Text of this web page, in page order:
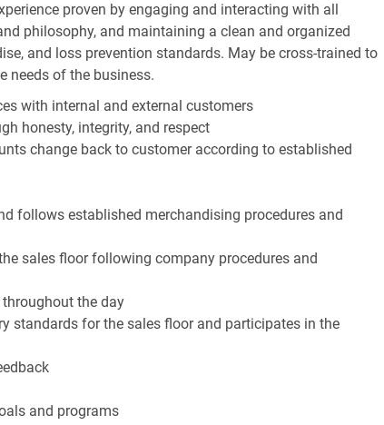
proven by engaging and interacting with all
philosophy, and maintaining a clean and organized
and loss prevention standards. May be cross-trained to
needs of the business.
with internal and external customers
honesty, integrity, and respect
change back to customer according to established
follows established merchandising procedures and
sales floor following company procedures and
the day
standards for the sales floor and participates in the
and programs